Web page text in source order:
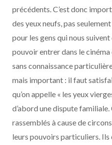
précédents. C’est donc
des yeux neufs, pas
pour les gens qui nous
pouvoir entrer dans le
sans connaissance
mais important : il faut
qu’on appelle « les yeux
d’abord une dispute
rassemblés à cause de
leurs pouvoirs particuliers.